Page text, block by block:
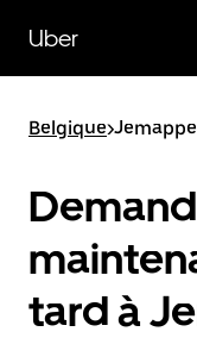
contenu
principal
Uber
Belgique>
tard à